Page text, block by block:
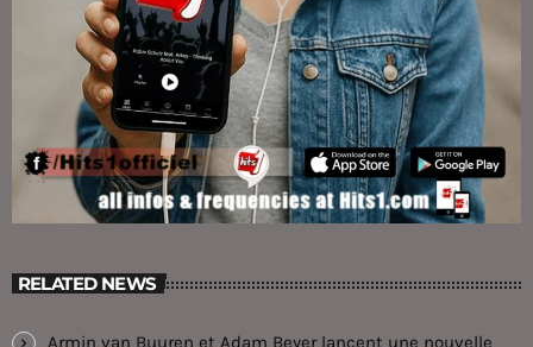
RELATED NEWS
Armin van Buuren et Adam Beyer lancent une nouvelle